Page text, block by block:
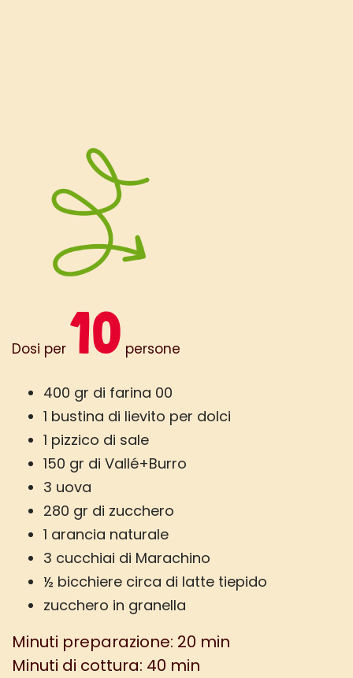
Dosi per 10 persone
400 gr di farina 00
1 bustina di lievito per dolci
1 pizzico di sale
150 gr di Vallé+Burro
3 uova
280 gr di zucchero
1 arancia naturale
3 cucchiai di Marachino
½ bicchiere circa di latte tiepido
zucchero in granella
Minuti preparazione: 20 min
Minuti di cottura: 40 min